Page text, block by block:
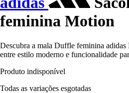
feminina Motion
Descubra a mala Duffle feminina
entre estilo moderno e funcionalidade
Produto indisponível
Todas as variações esgotadas